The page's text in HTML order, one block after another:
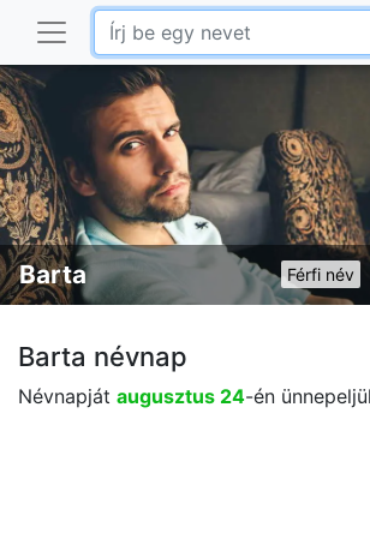
Férfi név
Barta
Barta névnap
Névnapját augusztus 24-én